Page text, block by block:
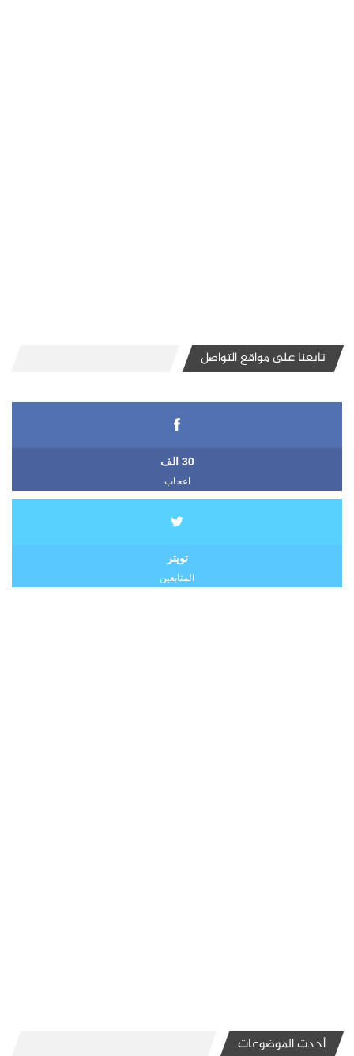
تابعنا على مواقع التواصل
30 الف
اعجاب
تويتر
المتابعين
أحدث الموضوعات